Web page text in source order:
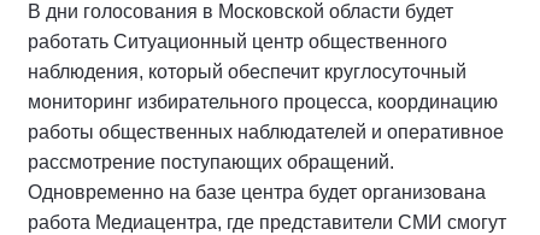
В дни голосования в Московской области будет
работать Ситуационный центр общественного
наблюдения, который обеспечит круглосуточный
мониторинг избирательного процесса, координацию
работы общественных наблюдателей и оперативное
рассмотрение поступающих обращений.
Одновременно на базе центра будет организована
работа Медиацентра, где представители СМИ смогут